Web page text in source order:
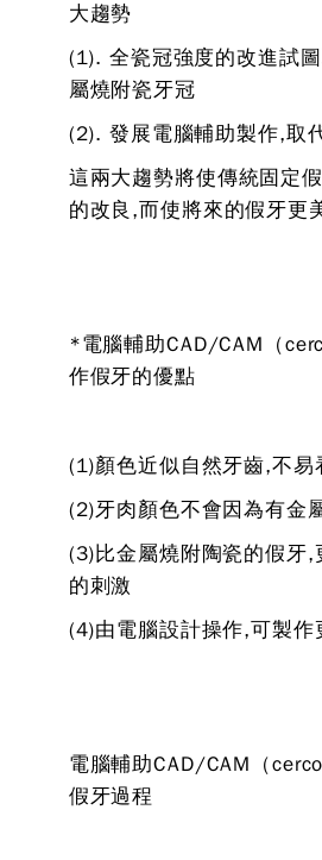
大趨勢
(1). 全瓷冠強度的改進試
屬燒附瓷牙冠
(2). 發展電腦輔助製作,取
這兩大趨勢將使傳統固定
的改良,而使將來的假牙更
*電腦輔助CAD/CAM（
作假牙的優點
(1)顏色近似自然牙齒,不易
(2)牙肉顏色不會因為有金
(3)比金屬燒附陶瓷的假牙,
的刺激
(4)由電腦設計操作,可製作
電腦輔助CAD/CAM（
假牙過程